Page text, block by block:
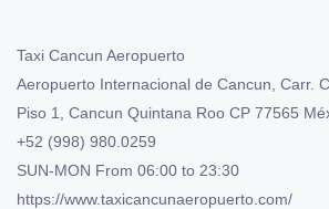
Taxi Cancun Aeropuerto
Aeropuerto Internacional de Cancun, Carr.
Piso 1, Cancun Quintana Roo CP 77565
+52 (998) 980.0259
SUN-MON From 06:00 to 23:30
https://www.taxicancunaeropuerto.com/